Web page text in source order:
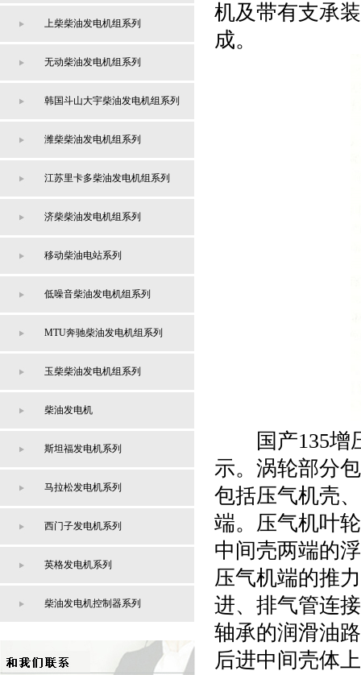
上柴柴油发电机组系列
无动柴油发电机组系列
韩国斗山大宇柴油发电机组系列
潍柴柴油发电机组系列
江苏里卡多柴油发电机组系列
济柴柴油发电机组系列
移动柴油电站系列
低噪音柴油发电机组系列
MTU奔驰柴油发电机组系列
玉柴柴油发电机组系列
柴油发电机
斯坦福发电机系列
马拉松发电机系列
西门子发电机系列
英格发电机系列
柴油发电机控制器系列
机及带有支承
成。
国产135增压
示。涡轮部分
包括压气机壳
端。压气机叶
中间壳两端的
压气机端的推
进、排气管连
轴承的润滑油
后进中间壳体